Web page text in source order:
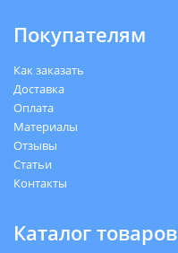
Покупателям
Как заказать
Доставка
Оплата
Материалы
Отзывы
Статьи
Контакты
Каталог товаров